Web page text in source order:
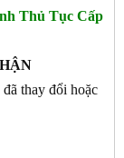
Thủ Tục Cấp
thay đổi hoặc